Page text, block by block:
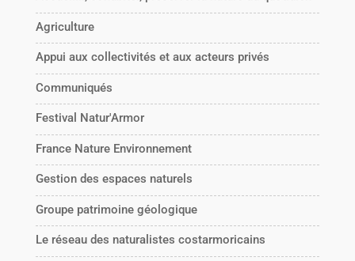
Agriculture
Appui aux collectivités et aux acteurs privés
Communiqués
Festival Natur'Armor
France Nature Environnement
Gestion des espaces naturels
Groupe patrimoine géologique
Le réseau des naturalistes costarmoricains